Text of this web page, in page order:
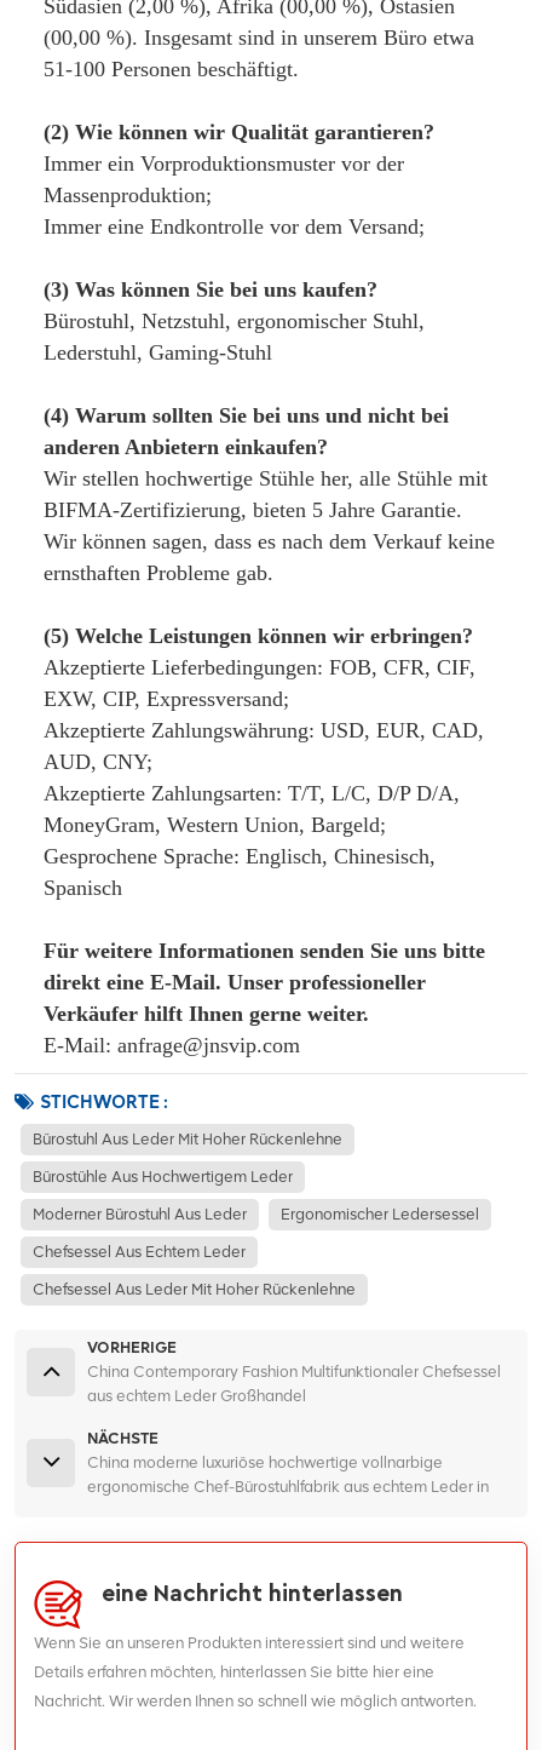
Südasien (2,00 %), Afrika (00,00 %), Ostasien
(00,00 %). Insgesamt sind in unserem Büro etwa
51-100 Personen beschäftigt.
(2) Wie können wir Qualität garantieren?
Immer ein Vorproduktionsmuster vor der
Massenproduktion;
Immer eine Endkontrolle vor dem Versand;
(3) Was können Sie bei uns kaufen?
Bürostuhl, Netzstuhl, ergonomischer Stuhl,
Lederstuhl, Gaming-Stuhl
(4) Warum sollten Sie bei uns und nicht bei
anderen Anbietern einkaufen?
Wir stellen hochwertige Stühle her, alle Stühle mit
BIFMA-Zertifizierung, bieten 5 Jahre Garantie.
Wir können sagen, dass es nach dem Verkauf keine
ernsthaften Probleme gab.
(5) Welche Leistungen können wir erbringen?
Akzeptierte Lieferbedingungen: FOB, CFR, CIF,
EXW, CIP, Expressversand;
Akzeptierte Zahlungswährung: USD, EUR, CAD,
AUD, CNY;
Akzeptierte Zahlungsarten: T/T, L/C, D/P D/A,
MoneyGram, Western Union, Bargeld;
Gesprochene Sprache: Englisch, Chinesisch,
Spanisch
Für weitere Informationen senden Sie uns bitte
direkt eine E-Mail. Unser professioneller
Verkäufer hilft Ihnen gerne weiter.
E-Mail: anfrage@jnsvip.com
STICHWORTE :
Bürostuhl Aus Leder Mit Hoher Rückenlehne
Bürostühle Aus Hochwertigem Leder
Moderner Bürostuhl Aus Leder Ergonomischer Ledersessel
Chefsessel Aus Echtem Leder
Chefsessel Aus Leder Mit Hoher Rückenlehne
VORHERIGE
China Contemporary Fashion Multifunktionaler Chefsessel
aus echtem Leder Großhandel
NÄCHSTE
China moderne luxuriöse hochwertige vollnarbige
ergonomische Chef-Bürostuhlfabrik aus echtem Leder in
eine Nachricht hinterlassen
Wenn Sie an unseren Produkten interessiert sind und weitere
Details erfahren möchten, hinterlassen Sie bitte hier eine
Nachricht. Wir werden Ihnen so schnell wie möglich antworten.